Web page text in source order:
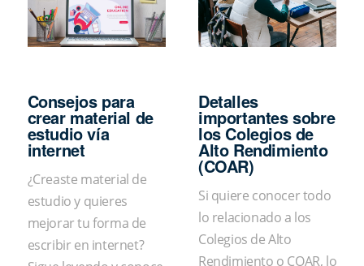
Consejos para
crear material de
estudio vía
internet
¿Creaste material de
estudio y quieres
mejorar tu forma de
escribir en internet?
Detalles
importantes sobre
los Colegios de
Alto Rendimiento
(COAR)
Si quiere conocer todo
lo relacionado a los
Colegios de Alto
Rendimiento o COAR, lo